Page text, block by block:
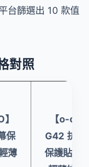
台篩選出 10 款值
對照
保
薄
【o-
G42 抗藍
保護貼(輕